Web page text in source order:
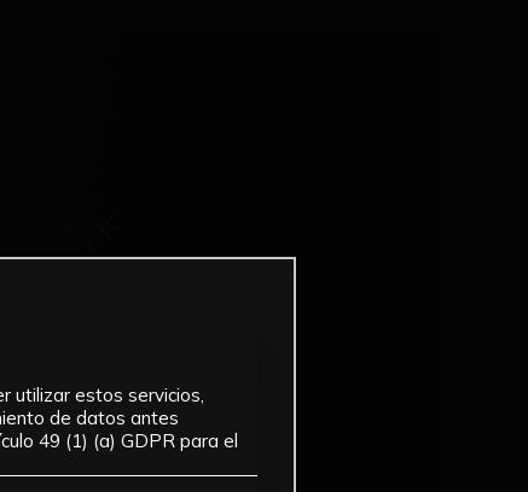
utilizar estos servicios,
de datos antes
49 (1) (a) GDPR para el